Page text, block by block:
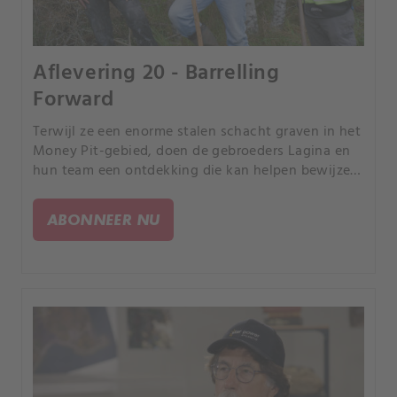
Aflevering 20 - Barrelling
Forward
Terwijl ze een enorme stalen schacht graven in het
Money Pit-gebied, doen de gebroeders Lagina en
hun team een ontdekking die kan helpen bewijzen
ABONNEER NU